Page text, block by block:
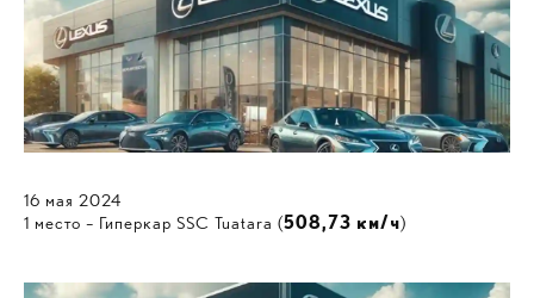
16 мая 2024
1 место – Гиперкар SSC Tuatara (508,73 км/ч)